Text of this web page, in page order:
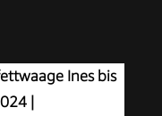
Ines bis
|